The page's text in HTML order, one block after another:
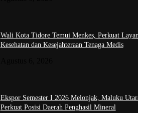
Wali Kota Tidore Temui Menkes, Perkuat
Kesehatan dan Kesejahteraan Tenaga Medis
Ekspor Semester I 2026 Melonjak, Maluku Utara
Perkuat Posisi Daerah Penghasil Mineral